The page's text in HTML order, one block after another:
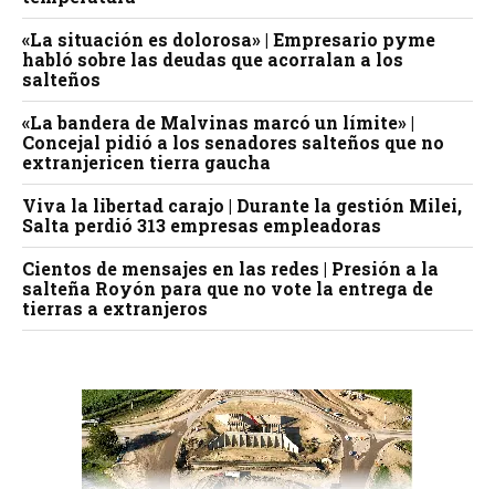
«La situación es dolorosa» | Empresario pyme
habló sobre las deudas que acorralan a los
salteños
«La bandera de Malvinas marcó un límite» |
Concejal pidió a los senadores salteños que no
extranjericen tierra gaucha
Viva la libertad carajo | Durante la gestión Milei,
Salta perdió 313 empresas empleadoras
Cientos de mensajes en las redes | Presión a la
salteña Royón para que no vote la entrega de
tierras a extranjeros